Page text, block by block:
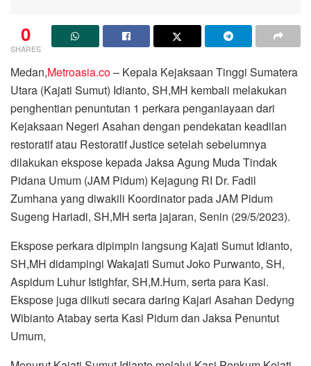
0
SHARES
Medan,Metroasia.co– Kepala Kejaksaan Tinggi Sumatera
Utara (Kajati Sumut) Idianto, SH,MH kembali melakukan
penghentian penuntutan 1 perkara penganiayaan dari
Kejaksaan Negeri Asahan dengan pendekatan keadilan
restoratif atau Restoratif Justice setelah sebelumnya
dilakukan ekspose kepada Jaksa Agung Muda Tindak
Pidana Umum (JAM Pidum) Kejagung RI Dr. Fadil
Zumhana yang diwakili Koordinator pada JAM Pidum
Sugeng Hariadi, SH,MH serta jajaran, Senin (29/5/2023).
Ekspose perkara dipimpin langsung Kajati Sumut Idianto,
SH,MH didampingi Wakajati Sumut Joko Purwanto, SH,
Aspidum Luhur Istighfar, SH,M.Hum, serta para Kasi.
Ekspose juga diikuti secara daring Kajari Asahan Dedyng
Wibianto Atabay serta Kasi Pidum dan Jaksa Penuntut
Umum,